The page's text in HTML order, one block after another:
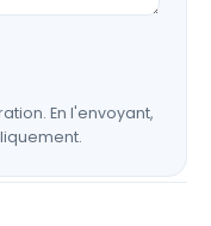
En l'envoyant,